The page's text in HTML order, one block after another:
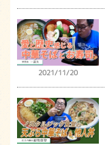
2021/11/20